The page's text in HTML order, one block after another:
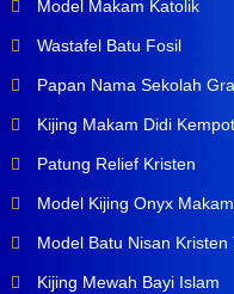
Model Makam Katolik
Wastafel Batu Fosil
Papan Nama Sekolah
Kijing Makam Didi Kempot
Patung Relief Kristen
Model Kijing Onyx
Model Batu Nisan Kristen
Kijing Mewah Bayi Islam